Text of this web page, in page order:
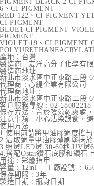
PIGMENT BLACK 2 CI
6、CI PIGMENT
RED 122、CI PIGMENT
CI PIGMENT
BLUE1 CI PIGMENT
PIGMENT
VIOLET 19、CI PIGMENT
產地：台灣
製造商 : 宏洋高分子化學有限
製造商地址 :
新北市淡水區中正東路二段
代理商 : 心緹企業有限公
代理商地址 :
新北市淡水區中正東路二段
客戶服務專線 : 02-28082218
保存方法 : 置於陰涼乾爽處
注意事項 : 小心沾染誤食，
使用方法 :
1.使用前請將甲油膠適度搖勻
2.沾取適量甲油膠薄刷塗抹於
3.照燈LED燈 30-60秒 UV燈
4.搭配Ostar鑽石底膠和鑽石
用途 : 彩繪指甲
容量 : 12ml 工廠證號 :
保存期限 : 3年
製造日期 : 瓶身日期